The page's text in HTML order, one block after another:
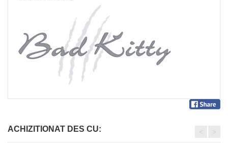
ACHIZITIONAT DES CU: < >